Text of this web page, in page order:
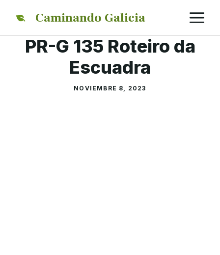
contenido
Caminando Galicia
PR-G 135 Roteiro da
Escuadra
NOVIEMBRE 8, 2023